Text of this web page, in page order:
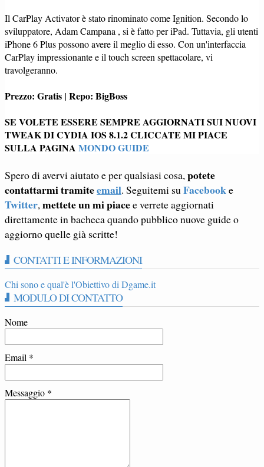
Il CarPlay Activator è stato rinominato come Ignition. Secondo lo
sviluppatore, Adam Campana , si è fatto per iPad. Tuttavia, gli utenti
iPhone 6 Plus possono avere il meglio di esso. Con un'interfaccia
CarPlay impressionante e il touch screen spettacolare, vi
travolgeranno.
Prezzo: Gratis | Repo: BigBoss
SE VOLETE ESSERE SEMPRE AGGIORNATI SUI NUOVI
TWEAK DI CYDIA IOS 8.1.2 CLICCATE MI PIACE
SULLA PAGINA MONDO GUIDE
Spero di avervi aiutato e per qualsiasi cosa,potete
contattarmi tramiteemail. Seguitemi suFacebooke
Twitter,mettete un mi piacee verrete aggiornati
direttamente in bacheca quando pubblico nuove guide o
aggiorno quelle già scritte!
CONTATTI E INFORMAZIONI
Chi sono e qual'è l'Obiettivo di Dgame.it
MODULO DI CONTATTO
Nome
Email *
Messaggio *